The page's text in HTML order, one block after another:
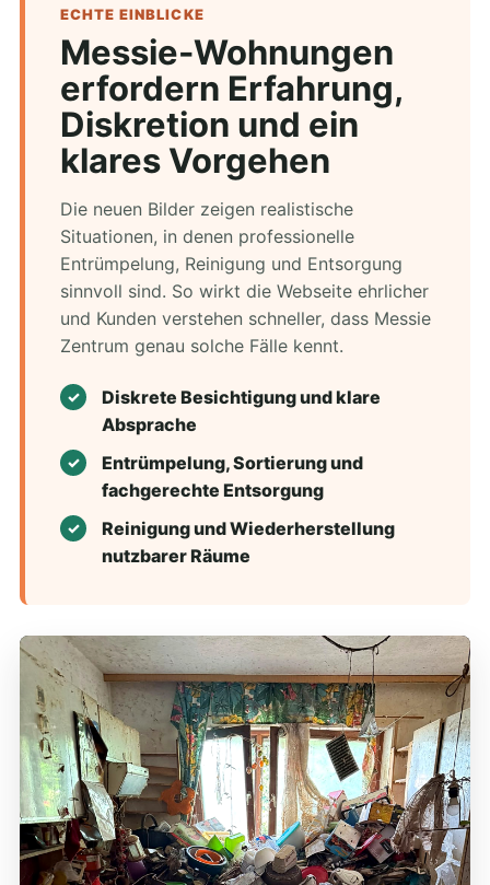
ECHTE EINBLICKE
Messie-Wohnungen
erfordern Erfahrung,
Diskretion und ein
klares Vorgehen
Die neuen Bilder zeigen realistische
Situationen, in denen professionelle
Entrümpelung, Reinigung und Entsorgung
sinnvoll sind. So wirkt die Webseite ehrlicher
und Kunden verstehen schneller, dass Messie
Zentrum genau solche Fälle kennt.
Diskrete Besichtigung und klare
Absprache
Entrümpelung, Sortierung und
fachgerechte Entsorgung
Reinigung und Wiederherstellung
nutzbarer Räume